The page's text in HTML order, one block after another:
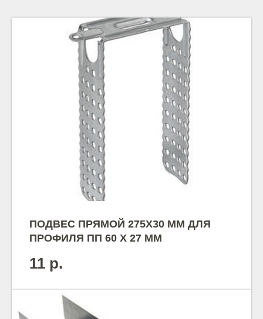
ПОДВЕС ПРЯМОЙ 275Х30 ММ ДЛЯ
ПРОФИЛЯ ПП 60 Х 27 ММ
11 р.